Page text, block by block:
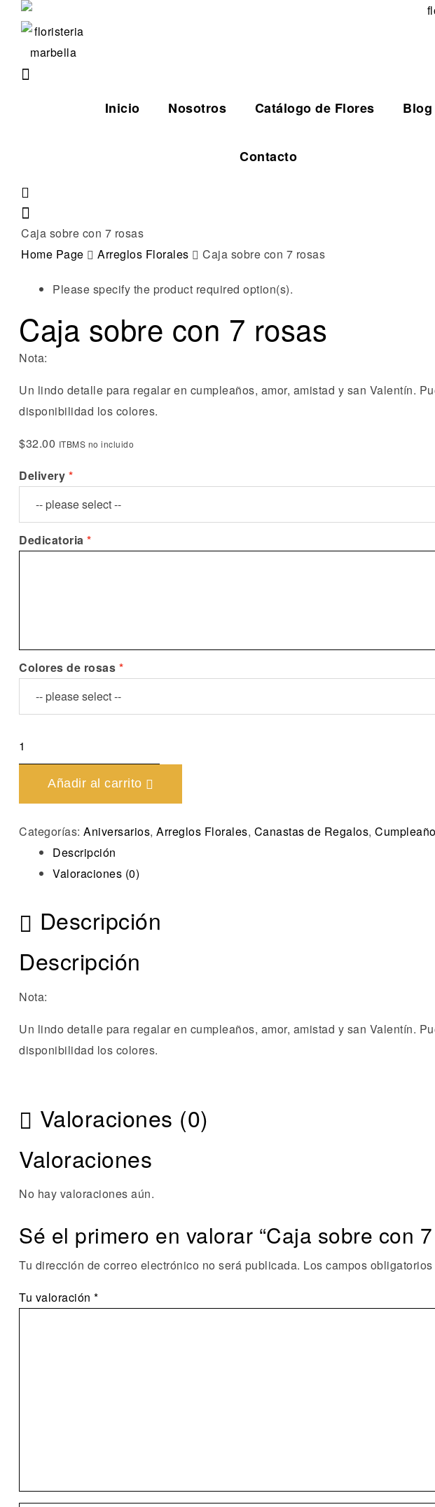
Inicio Nosotros Catálogo de Flores Blog
Contacto
Caja sobre con 7 rosas
Home Page
Arreglos Florales Caja sobre con 7 rosas
Please specify the product required option(s).
Caja sobre con 7 rosas
Nota:
Un lindo detalle para regalar en cumpleaños, amor, amistad y san Valentín.
disponibilidad los colores.
$32.00 ITBMS no incluido
Delivery
Dedicatoria
Colores de rosas
7
cantidad
Añadir al carrito
Categorías: Aniversarios, Arreglos Florales, Canastas de Regalos,
Descripción
Valoraciones (0)
Descripción
Descripción
Nota:
Un lindo detalle para regalar en cumpleaños, amor, amistad y san Valentín.
disponibilidad los colores.
Valoraciones (0)
Valoraciones
No hay valoraciones aún.
Sé el primero en valorar “Caja sobre con 7
Tu dirección de correo electrónico no será publicada. Los campos
Tu valoración *